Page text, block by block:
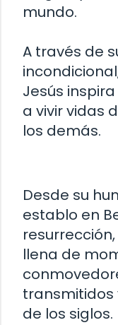
mundo.
A través de
Jesús
a vivir vidas
los demás.
Desde su
establo en
llena de
transmitidos
de los siglos.